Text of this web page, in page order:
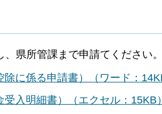
県所管課まで申請てください。
に係る申請書）（ワード：
入明細書）（エクセル：15KB）